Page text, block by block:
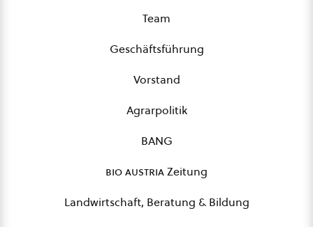
Team
Geschäftsführung
Vorstand
Agrarpolitik
BANG
bio austriaZeitung
Landwirtschaft, Beratung & Bildung